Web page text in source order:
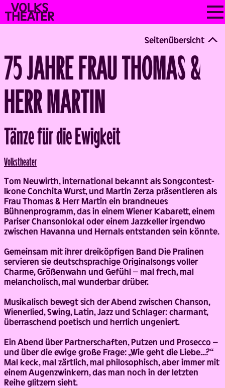
Skip
to
content
VOLKSTHEATER
WIEN
Seitenübersicht
75 JAHRE FRAU THOMAS &
HERR MARTIN
Back
Tänze für die Ewigkeit
Volks­theater
Tom Neuwirth, international bekannt als Songcontest-
Ikone Conchita Wurst, und Martin Zerza präsentieren als
Frau Thomas & Herr Martin ein brandneues
Bühnenprogramm, das in einem Wiener Kabarett, einem
Pariser Chansonlokal oder einem Jazzkeller irgendwo
zwischen Havanna und Hernals entstanden sein könnte.
Gemeinsam mit ihrer dreiköpfigen Band Die Pralinen
servieren sie deutschsprachige Originalsongs voller
Charme, Größenwahn und Gefühl – mal frech, mal
melancholisch, mal wunderbar drüber.
Musikalisch bewegt sich der Abend zwischen Chanson,
Wienerlied, Swing, Latin, Jazz und Schlager: charmant,
überraschend poetisch und herrlich ungeniert.
Ein Abend über Partnerschaften, Putzen und Prosecco –
und über die ewige große Frage: „Wie geht die Liebe…?“
Mal keck, mal zärtlich, mal philosophisch, aber immer mit
einem Augenzwinkern, das man noch in der letzten
Reihe glitzern sieht.